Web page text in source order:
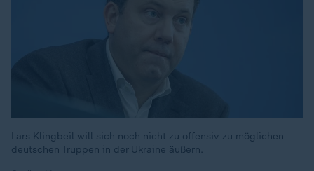
Lars Klingbeil will sich noch nicht zu offensiv zu möglichen
deutschen Truppen in der Ukraine äußern.